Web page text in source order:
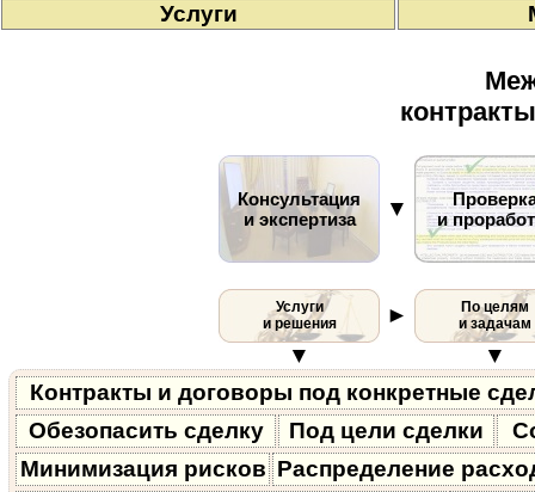
Услуги
Консультация
и экспертиза
▼
и
Услуги
и решения
►
По целям
и задачам
▼
▼
Контракты и договоры под конкретные
Обезопасить сделку
Под цели сделки
Минимизация рисков Распределение